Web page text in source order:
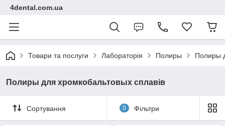
4dental.com.ua
Товари та послуги Лабораторія Полиры Полиры
Полиры для хромкобальтовых сплавів
Сортування 0 Фільтри